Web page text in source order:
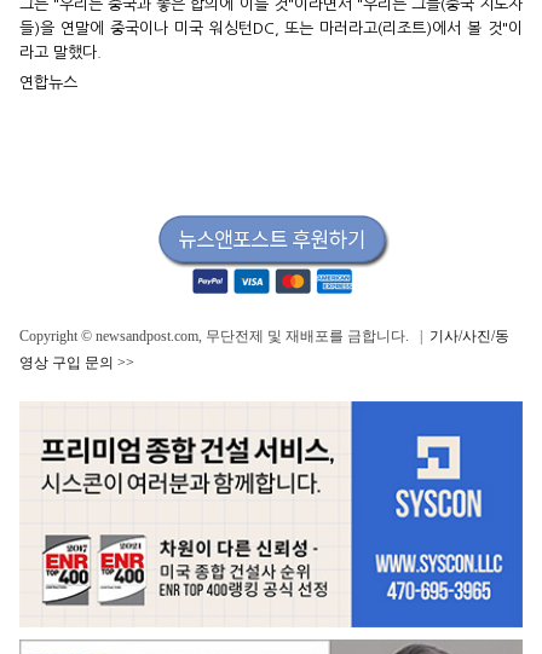
그는 "우리는 중국과 좋은 합의에 이를 것"이라면서 "우리는 그들(중국 지도자
들)을 연말에 중국이나 미국 워싱턴DC, 또는 마러라고(리조트)에서 볼 것"이
라고 말했다.
연합뉴스
Copyright © newsandpost.com, 무단전제 및 재배포를 금합니다. | 기사/사진/동
영상 구입 문의 >>